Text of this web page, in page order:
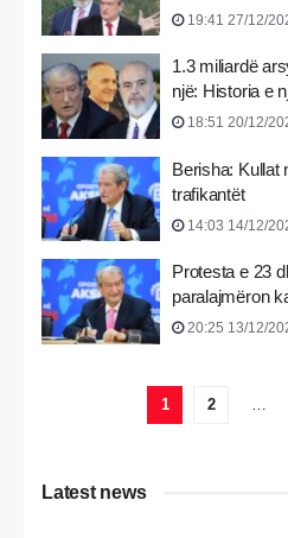
19:41 27/12/
1.3 miliardë
një: Historia e
18:51 20/12/
Berisha: Kullat
trafikantët
14:03 14/12/
Protesta e 23
paralajmëron
20:25 13/12/
1 2
Latest news